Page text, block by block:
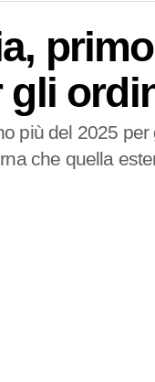
K Briefing
gli
più del 2025
che quella